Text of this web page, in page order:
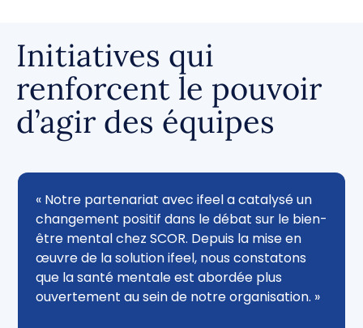
Initiatives qui
renforcent le pouvoir
d’agir des équipes
« Notre partenariat avec ifeel a catalysé un
changement positif dans le débat sur le bien-
être mental chez SCOR. Depuis la mise en
œuvre de la solution ifeel, nous constatons
que la santé mentale est abordée plus
ouvertement au sein de notre organisation. »